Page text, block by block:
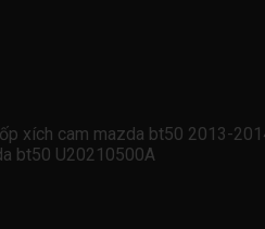
xích cam mazda bt50 2013-
bt50 U20210500A